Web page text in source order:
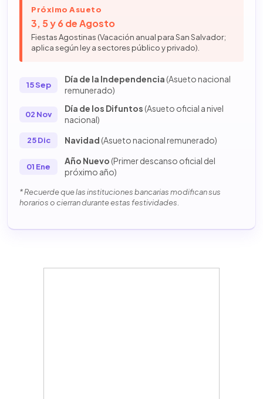
Próximo Asueto
3, 5 y 6 de Agosto
Fiestas Agostinas (Vacación anual para San Salvador;
aplica según ley a sectores público y privado).
15 Sep
Día de la Independencia(Asueto nacional
remunerado)
02 Nov
Día de los Difuntos(Asueto oficial a nivel
nacional)
25 Dic Navidad(Asueto nacional remunerado)
01 Ene
Año Nuevo(Primer descanso oficial del
próximo año)
* Recuerde que las instituciones bancarias modifican sus
horarios o cierran durante estas festividades.